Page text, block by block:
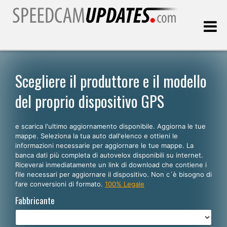
Clienti
SCEGLI LA LINGUA
Italiano
English
Español
Português
Scegliere il produttore e il modello
del proprio dispositivo GPS
e scarica l'ultimo aggiornamento disponibile. Aggiorna le tue
mappe. Seleziona la tua auto dall'elenco e ottieni le
informazioni necessarie per aggiornare le tue mappe. La
banca dati più completa di autovelox disponibili su internet.
Riceverai inmediatamente un link di download che contiene i
file necessari per aggiornare il dispositivo. Non c´è bisogno di
fare conversioni di formato. 100% Legale
Fabbricante